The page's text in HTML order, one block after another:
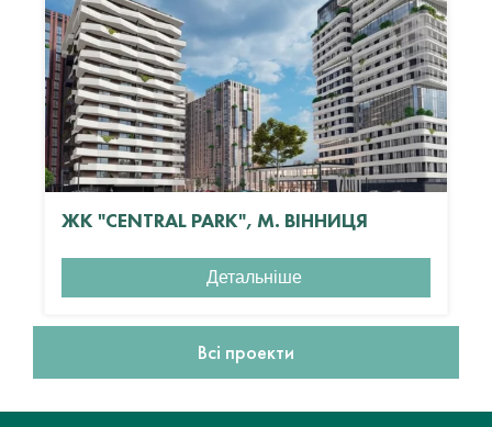
ЖК "CENTRAL PARK", М. ВІННИЦЯ
Детальніше
Всі проекти